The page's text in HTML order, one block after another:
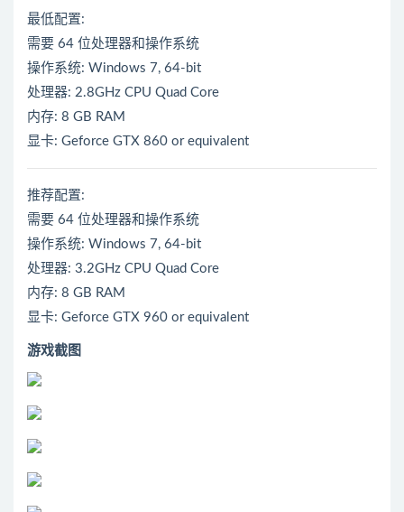
最低配置:
需要 64 位处理器和操作系统
操作系统: Windows 7, 64-bit
处理器: 2.8GHz CPU Quad Core
内存: 8 GB RAM
显卡: Geforce GTX 860 or equivalent
推荐配置:
需要 64 位处理器和操作系统
操作系统: Windows 7, 64-bit
处理器: 3.2GHz CPU Quad Core
内存: 8 GB RAM
显卡: Geforce GTX 960 or equivalent
游戏截图